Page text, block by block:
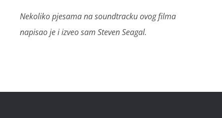
Nekoliko pjesama na soundtracku ovog filma
napisao je i izveo sam Steven Seagal.